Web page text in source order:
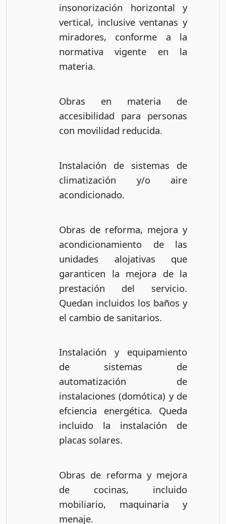
insonorización horizontal y
vertical, inclusive ventanas y
miradores, conforme a la
normativa vigente en la
materia.
Obras en materia de
accesibilidad para personas
con movilidad reducida.
Instalación de sistemas de
climatización y/o aire
acondicionado.
Obras de reforma, mejora y
acondicionamiento de las
unidades alojativas que
garanticen la mejora de la
prestación del servicio.
Quedan incluidos los baños y
el cambio de sanitarios.
Instalación y equipamiento
de sistemas de
automatización de
instalaciones (domótica) y de
efciencia energética. Queda
incluido la instalación de
placas solares.
Obras de reforma y mejora
de cocinas, incluido
mobiliario, maquinaria y
menaje.